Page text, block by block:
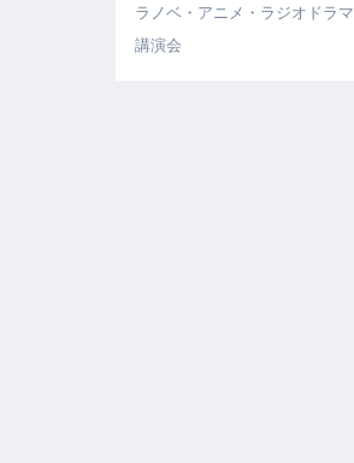
ラノベ・アニメ・ラジオドラマ
講演会